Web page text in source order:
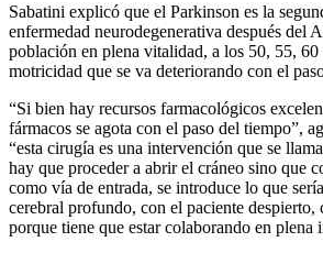
Sabatini explicó que el Parkinson es la
enfermedad neurodegenerativa después del
población en plena vitalidad, a los 50, 55, 60
motricidad que se va deteriorando con el
“Si bien hay recursos farmacológicos
fármacos se agota con el paso del tiempo”,
“esta cirugía es una intervención que se
hay que proceder a abrir el cráneo sino que
como vía de entrada, se introduce lo que
cerebral profundo, con el paciente despierto,
porque tiene que estar colaborando en plena